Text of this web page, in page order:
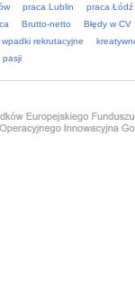
praca Lublin
praca Łódź
Brutto-netto
Błędy w CV
wpadki rekrutacyjne
pasji